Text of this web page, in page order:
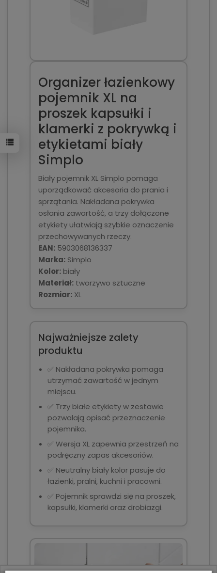
Organizer łazienkowy
pojemnik XL na
proszek kapsułki i
klamerki z pokrywką i
etykietami biały
Simplo
Biały pojemnik XL Simplo pomaga
uporządkować akcesoria do prania i
sprzątania. Nakładana pokrywka
osłania zawartość, a trzy dołączone
etykiety ułatwiają szybkie oznaczenie
przechowywanych rzeczy.
EAN: 5903068136337
Marka: Simplo
Kolor: biały
Materiał: tworzywo sztuczne
Rozmiar: XL
Najważniejsze zalety
produktu
✅ Nakładana pokrywka pomaga
utrzymać zawartość w jednym
miejscu.
✅ Trzy białe etykiety w zestawie
pozwalają opisać przeznaczenie
pojemnika.
✅ Wersja XL zapewnia przestrzeń na
podręczny zapas akcesoriów.
✅ Neutralny biały kolor pasuje do
łazienki, pralni, kuchni i pracowni.
✅ Pojemnik sprawdzi się na proszek,
kapsułki, klamerki oraz drobiazgi.